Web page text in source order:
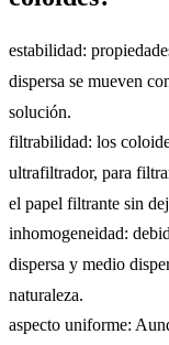
estabilidad:
dispersa se mueven
solución.
filtrabilidad: los
ultrafiltrador, para
el papel filtrante sin
inhomogeneidad:
dispersa y medio
naturaleza.
aspecto uniforme: